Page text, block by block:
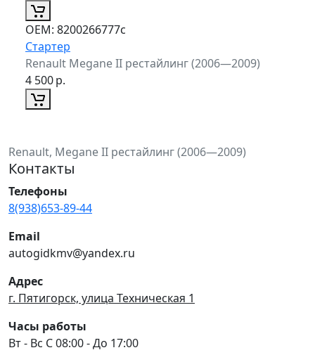
ОЕМ: 8200266777c
Стартер
Renault Megane II рестайлинг (2006—2009)
4 500р.
Renault, Megane II рестайлинг (2006—2009)
Контакты
Телефоны
8(938)653-89-44
Email
autogidkmv@yandex.ru
Адрес
г. Пятигорск, улица Техническая 1
Часы работы
Вт - Вс С 08:00 - До 17:00